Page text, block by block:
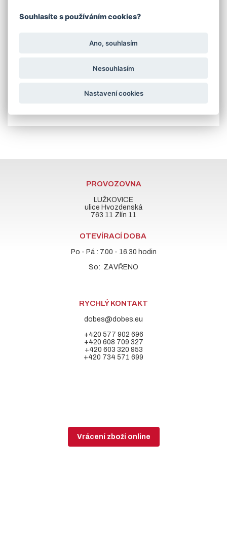
ZBOŽÍ!!
OBDRŽENÍ VYBALIT Z OCHRANNÉ FOLIE!!
charakter! Odstíny v elektronické podobě
nemohou být nikdy věrně reprodukovány. Pro
použití elektronického vzorníku neneseme
PROVOZOVNA
LUŽKOVICE
ulice Hvozdenská
763 11 Zlín 11
OTEVÍRACÍ DOBA
Po - Pá : 7.00 - 16.30 hodin
So: ZAVŘENO
RYCHLÝ KONTAKT
dobes@dobes.eu
+420 577 902 696
+420 608 709 327
+420 603 320 953
+420 734 571 699
Vrácení zboží online
Souhlasíte s používáním cookies?
Ano, souhlasím
Nesouhlasím
Nastavení cookies